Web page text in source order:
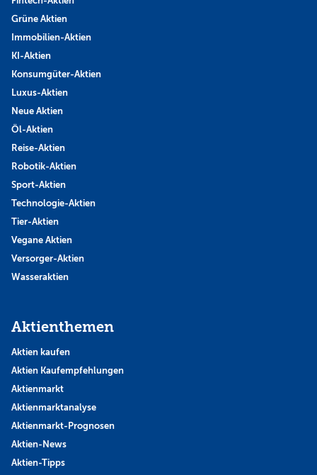
Grüne Aktien
Immobilien-Aktien
KI-Aktien
Konsumgüter-Aktien
Luxus-Aktien
Neue Aktien
Öl-Aktien
Reise-Aktien
Robotik-Aktien
Sport-Aktien
Technologie-Aktien
Tier-Aktien
Vegane Aktien
Versorger-Aktien
Wasseraktien
Aktienthemen
Aktien kaufen
Aktien Kaufempfehlungen
Aktienmarkt
Aktienmarktanalyse
Aktienmarkt-Prognosen
Aktien-News
Aktien-Tipps